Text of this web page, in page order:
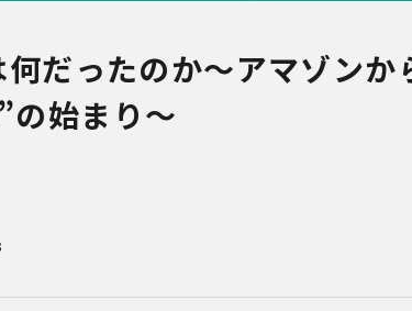
だったのか～アマゾンか
の始まり～